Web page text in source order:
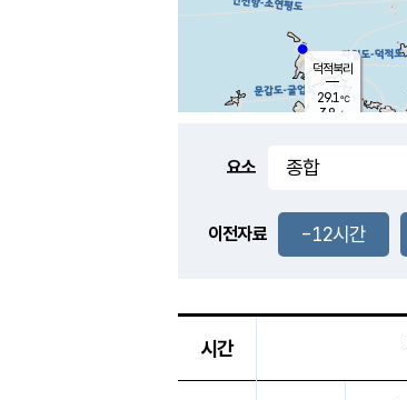
-
덕적북리
29.1℃
3.8 m/s
요소
이전자료 -12시간
시간